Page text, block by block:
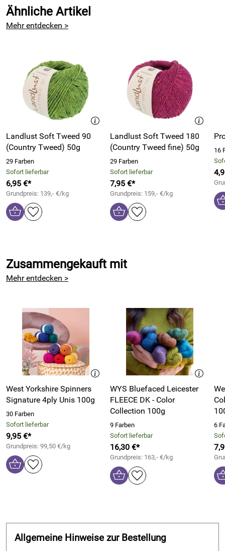
Hersteller: West Yorkshire Spinners Ltd, Unit 2, Airedale Park,
Royd Ings Avenue, Keighley BD21 4DG, United Kingdom,
wyspinners.com
Ähnliche Artikel
Mehr entdecken >
Landlust Soft Tweed 90
(Country Tweed) 50g
29 Farben
Sofort lieferbar
6,95 €*
Grundpreis: 139,- €/kg
Landlust Soft Tweed 180
(Country Tweed fine) 50g
29 Farben
Sofort lieferbar
7,95 €*
Grundpreis: 159,- €/kg
16
Zusammengekauft mit
Mehr entdecken >
West Yorkshire Spinners
Signature 4ply Unis 100g
30 Farben
Sofort lieferbar
9,95 €*
Grundpreis: 99,50 €/kg
WYS Bluefaced Leicester
FLEECE DK - Color
Collection 100g
9 Farben
Sofort lieferbar
16,30 €*
Grundpreis: 163,- €/kg
6
Allgemeine Hinweise zur Bestellung